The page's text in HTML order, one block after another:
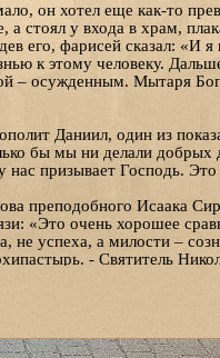
он хотел еще как-то
а стоял у входа в храм,
его, фарисей сказал: «И я
к этому человеку.
– осужденным. Мытаря
Даниил, один из
бы мы ни делали
нас призывает Господь.
преподобного Исаака
«Это очень хорошее
не успеха, а милости –
- Святитель
свою болезнь.
рассказал о своей
Я делаю вот это, вот это,